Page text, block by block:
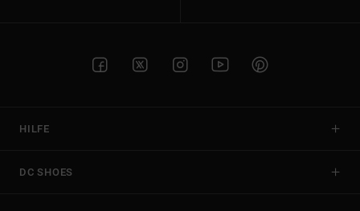
HILFE
DC SHOES